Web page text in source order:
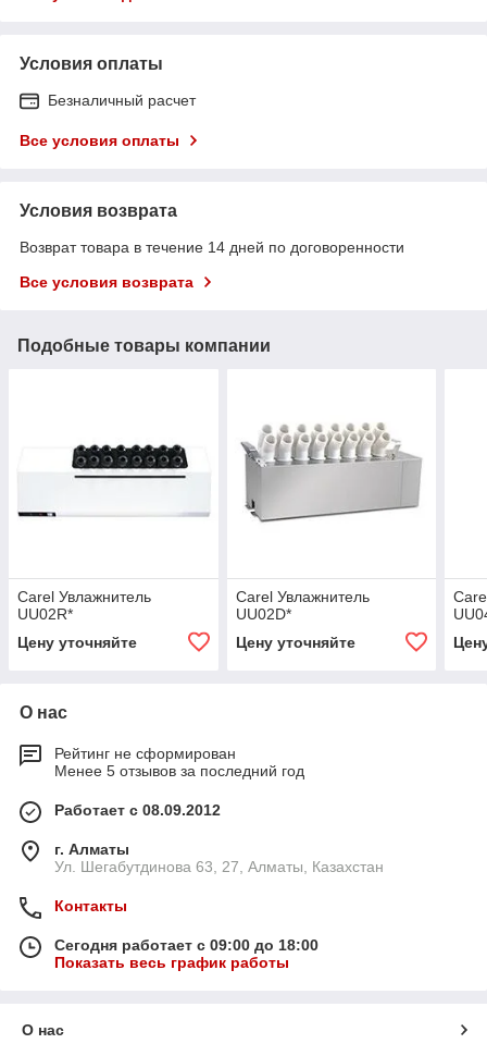
Условия оплаты
Безналичный расчет
Все условия оплаты
Условия возврата
Возврат товара в течение 14 дней по договоренности
Все условия возврата
Подобные товары компании
Carel Увлажнитель
UU02R*
Цену уточняйте
Carel Увлажнитель
UU02D*
Цену уточняйте
О нас
Рейтинг не сформирован
Менее 5 отзывов за последний год
Работает с 08.09.2012
г. Алматы
Ул. Шегабутдинова 63, 27, Алматы, Казахстан
Контакты
Сегодня работает с 09:00 до 18:00
Показать весь график работы
О нас